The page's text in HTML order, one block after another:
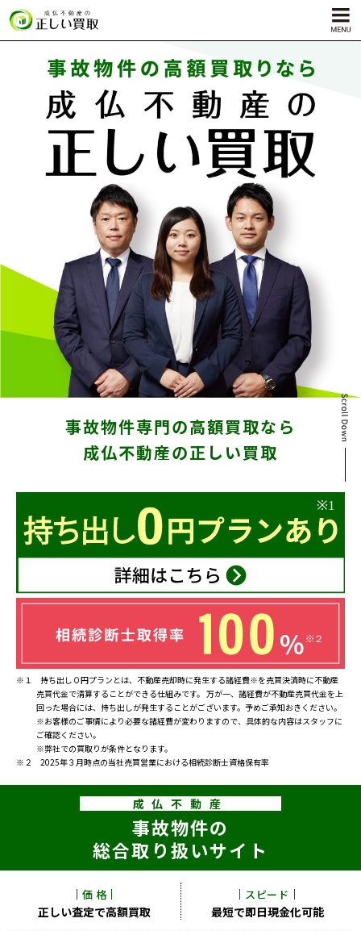
サービス内容
孤独死物件買取
自殺物件買取
殺人物件買取
ゴミ屋敷物件買取
対応エリア
東京
新宿
仙台
高崎
横浜
大和
埼玉
千葉
名古屋
大阪
福岡
事故物件専門の高額買取なら
成仏不動産の正しい買取
※１ 持ち出し０円プランとは、不動産売却時に発生する諸経費※を売買決済時に不動産
売買代金で清算することができる仕組みです。 万が一、諸経費が不動産売買代金を上
回った場合には、持ち出しが発生することがございます。予めご承知おきください。
※お客様のご事情により必要な諸経費が変わりますので、具体的な内容はスタッフに
ご確認ください。
※弊社での買取りが条件となります。
※２ 2025年３月時点の当社売買営業における相続診断士資格保有率
成仏不動産
事故物件の
総合取り扱いサイト
価 格
正しい査定で高額買取
スピード
最短で即日現金化可能